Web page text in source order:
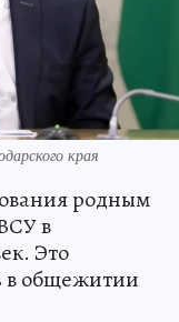
края
родным
в
Это
в общежитии